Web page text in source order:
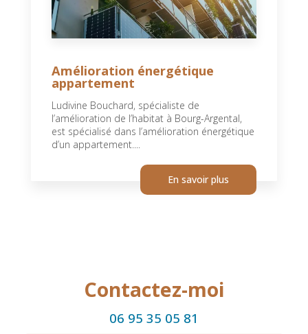
Amélioration énergétique
appartement
Ludivine Bouchard, spécialiste de
l’amélioration de l’habitat à Bourg-Argental,
est spécialisé dans l’amélioration énergétique
d’un appartement....
En savoir plus
Contactez-moi
06 95 35 05 81